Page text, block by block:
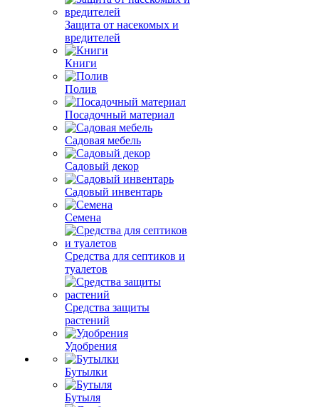
Защита от насекомых и
вредителей
Книги
Полив
Посадочный материал
Садовая мебель
Садовый декор
Садовый инвентарь
Семена
Средства для септиков и
туалетов
Средства защиты
растений
Удобрения
Бутылки
Бутыля